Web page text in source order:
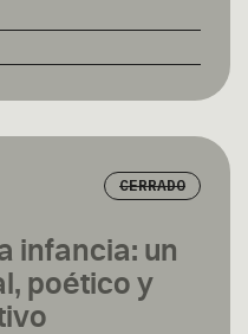
CERRADO
infancia: un
poético y